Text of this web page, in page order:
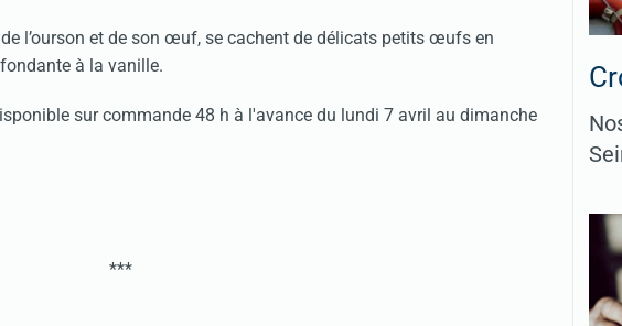
l’ourson et de son œuf, se cachent de délicats petits œufs en
à la vanille.
sur commande 48 h à l'avance du lundi 7 avril au dimanche
***